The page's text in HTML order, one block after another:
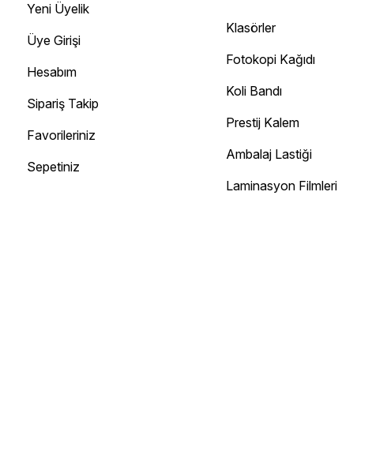
Diğer yorumları göster
Yeni Üyelik
Üye Girişi
Hesabım
Sipariş Takip
Favorileriniz
Sepetiniz
Klasörler
Fotokopi Kağıdı
Koli Bandı
Prestij Kalem
Ambalaj Lastiği
Laminasyon Filmleri